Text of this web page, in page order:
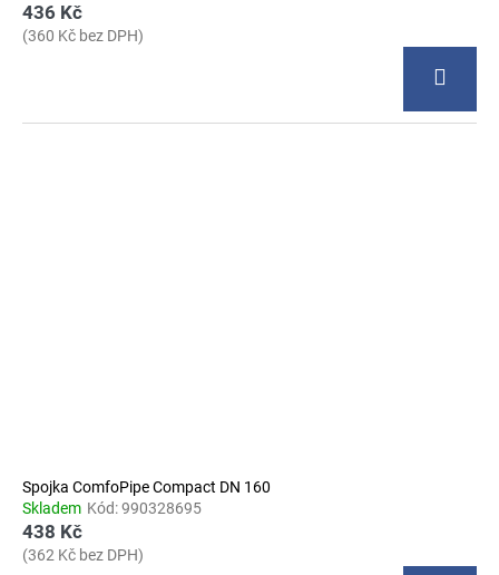
436 Kč
(360 Kč bez DPH)
Spojka ComfoPipe Compact DN 160
Skladem Kód:990328695
438 Kč
(362 Kč bez DPH)